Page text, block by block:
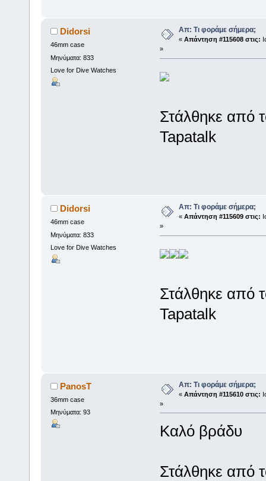
Didorsi
46mm case
Μηνύματα: 833
Love for Dive Watches
Απ: Τι φοράμε σήμερα;
« Απάντηση #115608 στις:
»
Στάλθηκε από
Tapatalk
Didorsi
46mm case
Μηνύματα: 833
Love for Dive Watches
Απ: Τι φοράμε σήμερα;
« Απάντηση #115609 στις:
»
Στάλθηκε από
Tapatalk
PanosT
36mm case
Μηνύματα: 93
Απ: Τι φοράμε σήμερα;
« Απάντηση #115610 στις:
»
Καλό βράδυ
Στάλθηκε από